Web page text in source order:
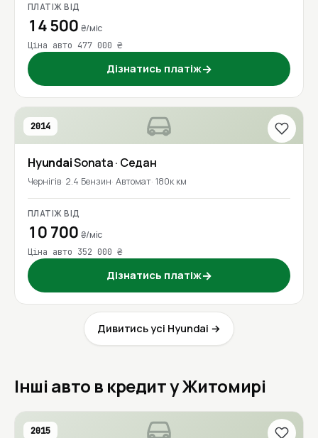
ПЛАТІЖ ВІД
14 500 ₴/міс
Ціна авто 477 000 ₴
Дізнатись платіж→
2014
HyundaiSonata· Седан
Чернігів 2.4 Бензин Автомат 180к км
ПЛАТІЖ ВІД
10 700 ₴/міс
Ціна авто 352 000 ₴
Дізнатись платіж→
Дивитись усі Hyundai →
Інші авто в кредит у Житомирі
2015